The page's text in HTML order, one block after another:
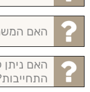
האם
האם ניתן